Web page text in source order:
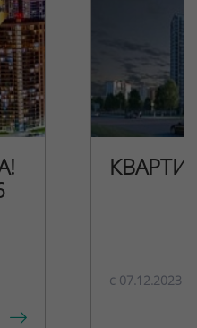
c 07.12.2023